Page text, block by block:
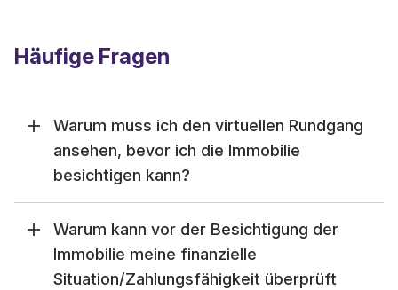
Häufige Fragen
Warum muss ich den virtuellen Rundgang
ansehen, bevor ich die Immobilie
besichtigen kann?
Warum kann vor der Besichtigung der
Immobilie meine finanzielle
Situation/Zahlungsfähigkeit überprüft